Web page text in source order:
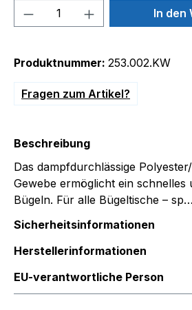
Produkt Anzahl: GibIn den
Produktnummer: 253.002.KW
Fragen zum Artikel?
Beschreibung
Das dampfdurchlässige
Gewebe ermöglicht ein schnelles
Bügeln. Für alle Bügeltische – sp…
Sicherheitsinformationen
Herstellerinformationen
EU-verantwortliche Person